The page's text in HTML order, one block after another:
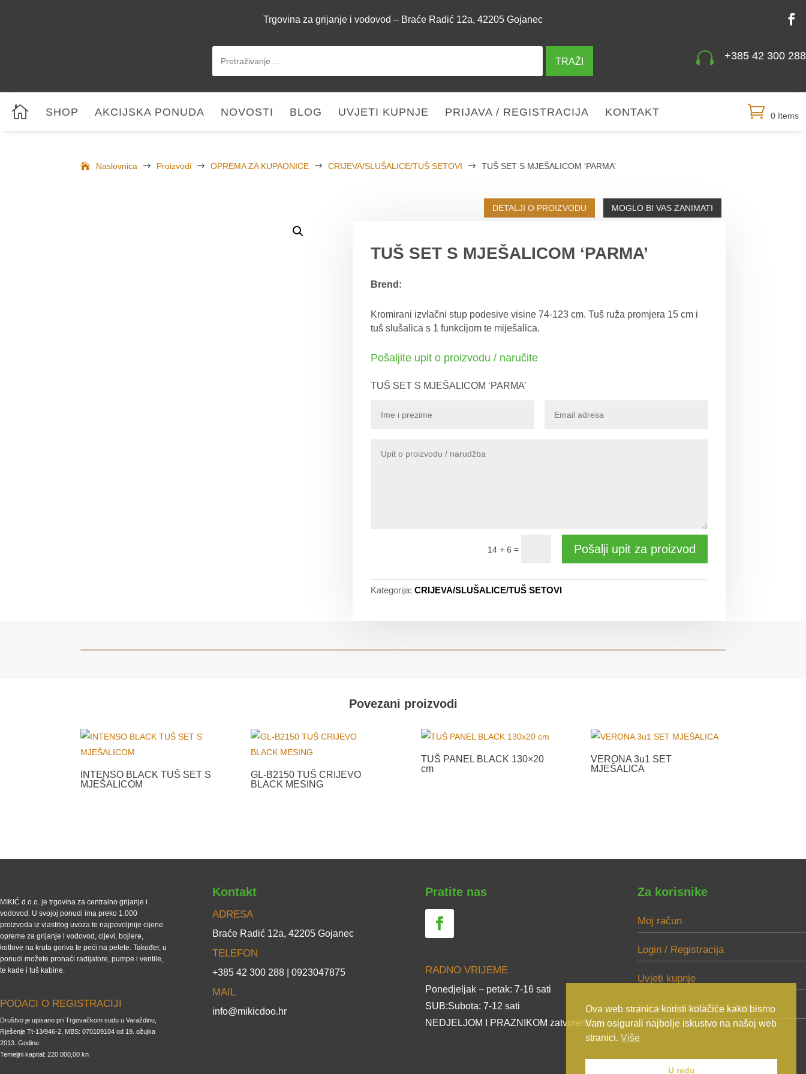
Trgovina za grijanje i vodovod – Braće Radić 12a, 42205 Gojanec
TRAŽI  +385 42 300 288
 SHOP AKCIJSKA PONUDA NOVOSTI BLOG UVJETI KUPNJE PRIJAVA / REGISTRACIJA KONTAKT 0 Items
Naslovnica $ Proizvodi $ OPREMA ZA KUPAONICE $ CRIJEVA/SLUŠALICE/TUŠ SETOVI $ TUŠ SET S MJEŠALICOM ‘PARMA’
DETALJI O PROIZVODU MOGLO BI VAS ZANIMATI
TUŠ SET S MJEŠALICOM ‘PARMA’
Brend:
Kromirani izvlačni stup podesive visine 74-123 cm. Tuš ruža promjera 15 cm i
tuš slušalica s 1 funkcijom te miješalica.
Pošaljite upit o proizvodu / naručite
TUŠ SET S MJEŠALICOM ‘PARMA’
14 + 6 = Pošalji upit za proizvod
Kategorija: CRIJEVA/SLUŠALICE/TUŠ SETOVI
Povezani proizvodi
INTENSO BLACK TUŠ SET S
MJEŠALICOM
GL-B2150 TUŠ CRIJEVO
BLACK MESING
TUŠ PANEL BLACK 130×20
cm
VERONA 3u1 SET
MJEŠALICA
MIKIĆ d.o.o. je trgovina za centralno grijanje i
vodovod. U svojoj ponudi ima preko 1.000
proizvoda iz vlastitog uvoza te najpovoljnije cijene
opreme za grijanje i vodovod, cijevi, bojlere,
kotlove na kruta goriva te peći na pelete. Također, u
ponudi možete pronaći radijatore, pumpe i ventile,
te kade i tuš kabine.
PODACI O REGISTRACIJI
Društvo je upisano pri Trgovačkom sudu u Varaždinu,
Rješenje Tt-13/946-2, MBS: 070109104 od 19. ožujka
2013. Godine.
Temeljni kapital: 220.000,00 kn
Kontakt
ADRESA
Braće Radić 12a, 42205 Gojanec
TELEFON
+385 42 300 288 | 0923047875
MAIL
info@mikicdoo.hr
Pratite nas
RADNO VRIJEME
Ponedjeljak – petak: 7-16 sati
SUB:Subota: 7-12 sati
NEDJELJOM I PRAZNIKOM zatvoreno
Za korisnike
Moj račun
Login / Registracija
Uvjeti kupnje
Korisnička podrška / kontakt
Ova web stranica koristi kolačiće kako bismo
Vam osigurali najbolje iskustvo na našoj web
stranici. Više
U redu